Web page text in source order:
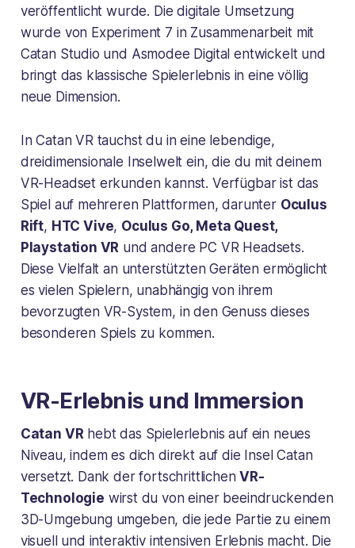
veröffentlicht wurde. Die digitale Umsetzung
wurde von Experiment 7 in Zusammenarbeit mit
Catan Studio und Asmodee Digital entwickelt und
bringt das klassische Spielerlebnis in eine völlig
neue Dimension.
In Catan VR tauchst du in eine lebendige,
dreidimensionale Inselwelt ein, die du mit deinem
VR-Headset erkunden kannst. Verfügbar ist das
Spiel auf mehreren Plattformen, darunter Oculus
Rift, HTC Vive, Oculus Go, Meta Quest,
Playstation VR und andere PC VR Headsets.
Diese Vielfalt an unterstützten Geräten ermöglicht
es vielen Spielern, unabhängig von ihrem
bevorzugten VR-System, in den Genuss dieses
besonderen Spiels zu kommen.
VR-Erlebnis und Immersion
Catan VRhebt das Spielerlebnis auf ein neues
Niveau, indem es dich direkt auf die Insel Catan
versetzt. Dank der fortschrittlichenVR-
Technologie wirst du von einer beeindruckenden
3D-Umgebung umgeben, die jede Partie zu einem
visuell und interaktiv intensiven Erlebnis macht. Die